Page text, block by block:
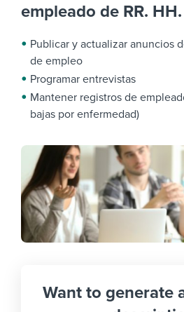
empleado de RR.
Publicar y actualizar anuncios
de empleo
Programar entrevistas
Mantener registros de
bajas por enfermedad)
Want to generate